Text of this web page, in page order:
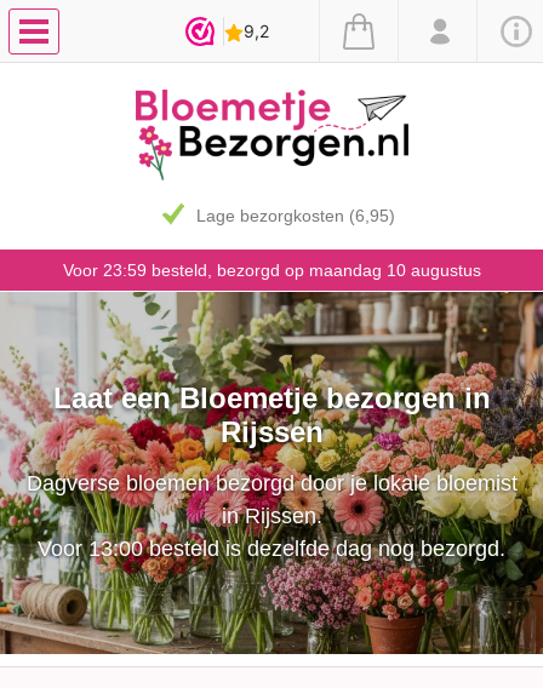
Lage bezorgkosten (6,95)
Voor 23:59 besteld, bezorgd op maandag 10 augustus
Laat een Bloemetje bezorgen in
Rijssen
Dagverse bloemen bezorgd door je lokale bloemist
in Rijssen.
Voor 13:00 besteld is dezelfde dag nog bezorgd.